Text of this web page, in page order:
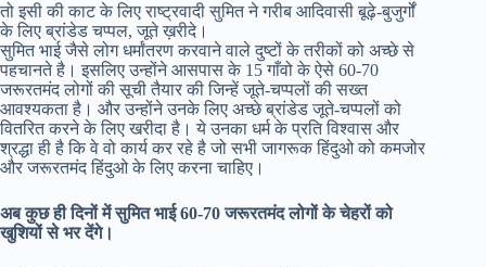
तो इसी की काट के लिए राष्ट्रवादी सुमित ने गरीब आदिवासी बूढ़े-बुजुर्गों
के लिए ब्रांडेड चप्पल, जूते ख़रीदे।
सुमित भाई जैसे लोग धर्मांतरण करवाने वाले दुष्टों के तरीकों को अच्छे से
पहचानते है। इसलिए उन्होंने आसपास के 15 गाँवो के ऐसे 60-70
जरूरतमंद लोगों की सूची तैयार की जिन्हें जूते-चप्पलों की सख्त
आवश्यकता है। और उन्होंने उनके लिए अच्छे ब्रांडेड जूते-चप्पलों को
वितरित करने के लिए खरीदा है। ये उनका धर्म के प्रति विश्वास और
श्रद्धा ही है कि वे वो कार्य कर रहे है जो सभी जागरूक हिंदुओ को कमजोर
और जरूरतमंद हिंदुओ के लिए करना चाहिए।
अब कुछ ही दिनों में सुमित भाई 60-70 जरूरतमंद लोगों के चेहरों को
खुशियों से भर देंगे।